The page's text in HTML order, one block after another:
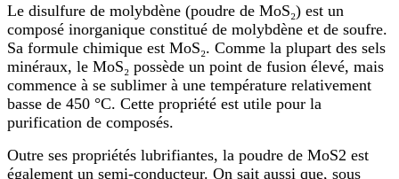
Le disulfure de molybdène (poudre de MoS₂) est un
composé inorganique constitué de molybdène et de soufre.
Sa formule chimique est MoS₂. Comme la plupart des sels
minéraux, le MoS₂ possède un point de fusion élevé, mais
commence à se sublimer à une température relativement
basse de 450 °C. Cette propriété est utile pour la
purification de composés.
Outre ses propriétés lubrifiantes, la poudre de MoS2 est
également un semi-conducteur. On sait aussi que, sous